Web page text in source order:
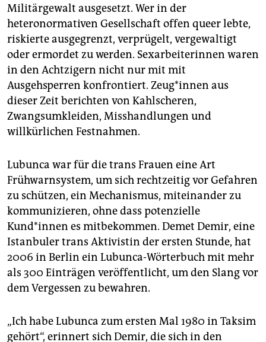
Militärgewalt ausgesetzt. Wer in der
heteronormativen Gesellschaft offen queer lebte,
riskierte ausgegrenzt, verprügelt, vergewaltigt
oder ermordet zu werden. Sexarbeiterinnen waren
in den Achtzigern nicht nur mit mit
Ausgehsperren konfrontiert. Zeug*innen aus
dieser Zeit berichten von Kahlscheren,
Zwangsumkleiden, Misshandlungen und
willkürlichen Festnahmen.
Lubunca war für die trans Frauen eine Art
Frühwarnsystem, um sich rechtzeitig vor Gefahren
zu schützen, ein Mechanismus, miteinander zu
kommunizieren, ohne dass potenzielle
Kund*innen es mitbekommen. Demet Demir, eine
Istanbuler trans Aktivistin der ersten Stunde, hat
2006 in Berlin ein Lubunca-Wörterbuch mit mehr
als 300 Einträgen veröffentlicht, um den Slang vor
dem Vergessen zu bewahren.
„Ich habe Lubunca zum ersten Mal 1980 in Taksim
gehört“, erinnert sich Demir, die sich in den